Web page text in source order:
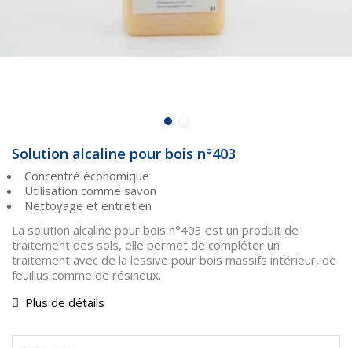
Solution alcaline pour bois n°403
Concentré économique
Utilisation comme savon
Nettoyage et entretien
La solution alcaline pour bois n°403 est un produit de
traitement des sols, elle permet de compléter un
traitement avec de la lessive pour bois massifs intérieur, de
feuillus comme de résineux.
Plus de détails